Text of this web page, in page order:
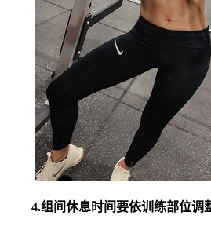
4.组间休息时间要依训练部位调